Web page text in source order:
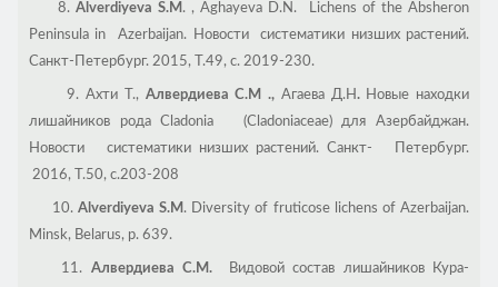
8. Alverdiyeva S.M . , Aghayeva D.N. Lichens of the Absheron
Peninsula in Azerbaijan. Новости систематики низших растений.
Санкт-Петербург. 2015, Т.49, с. 2019-230.
9. Ахти Т., Алвердиева С.М ., Агаева Д.Н.Новые находки
лишайников рода Cladonia (Cladoniaceae) для Азербайджан.
Новости систематики низших растений. Санкт- Петербург.
2016, Т.50, с.203-208
10. Alverdiyeva S.M . Diversity of fruticose lichens of Azerbaijan.
Minsk, Belarus, p. 639.
11. Алвердиева С.М. Видовой состав лишайников Кура-